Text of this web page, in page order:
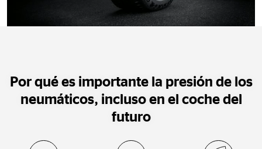
0:00 / 0:30
Por qué es importante la presión de los
neumáticos, incluso en el coche del
futuro